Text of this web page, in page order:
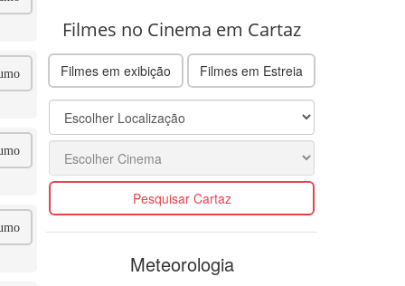
Filmes no Cinema em Cartaz
Filmes em exibição Filmes em Estreia
Pesquisar Cartaz
Meteorologia